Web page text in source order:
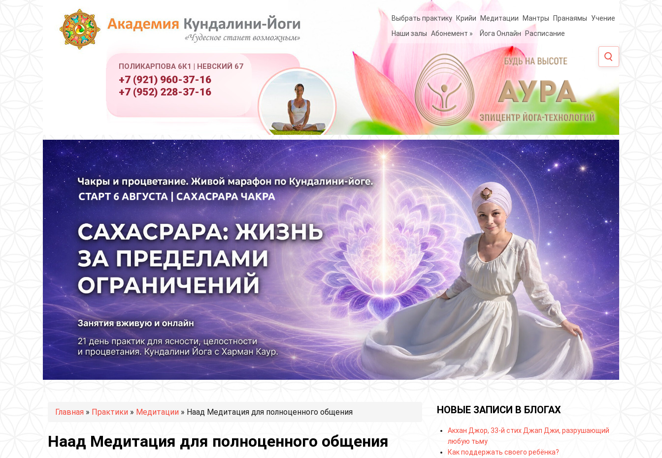
ПОЛИКАРПОВА 6К1 | НЕВСКИЙ 67
+7 (921) 960-37-16
+7 (952) 228-37-16
Выбрать практику Крийи Медитации Мантры Пранаямы
Учение
Наши залы Абонемент » Йога Онлайн Расписание
Вы здесь
Главная » Практики » Медитации » Наад Медитация для полноценного общения
Наад Медитация для полноценного общения
НОВЫЕ ЗАПИСИ В БЛОГАХ
Акхан Джор, 33-й стих Джап Джи, разрушающий
любую тьму
Как поддержать своего ребёнка?